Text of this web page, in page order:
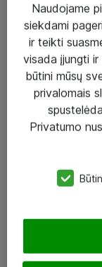
Paslaugos
Sprendimai
Įgyvendinti
Atea ekspertų
eShop@atea.lt
Naudojame
siekdami
ir teikti
visada įjungti
būtini mūsų
privalomais
Privatumo